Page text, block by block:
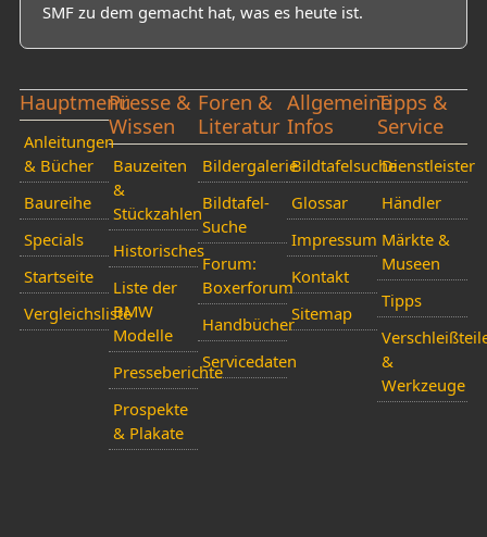
SMF zu dem gemacht hat, was es heute ist.
Hauptmenü
Anleitungen
& Bücher
Baureihe
Specials
Startseite
Vergleichsliste
Presse &
Wissen
Bauzeiten
&
Stückzahlen
Historisches
Liste der
BMW
Modelle
Presseberichte
Prospekte
& Plakate
Foren &
Literatur
Bildergalerie
Bildtafel-
Suche
Forum:
Boxerforum
Handbücher
Servicedaten
Allgemeine
Infos
Bildtafelsuche
Glossar
Impressum
Kontakt
Sitemap
Tipps &
Service
Dienstleister
Händler
Märkte &
Museen
Tipps
&
Werkzeuge